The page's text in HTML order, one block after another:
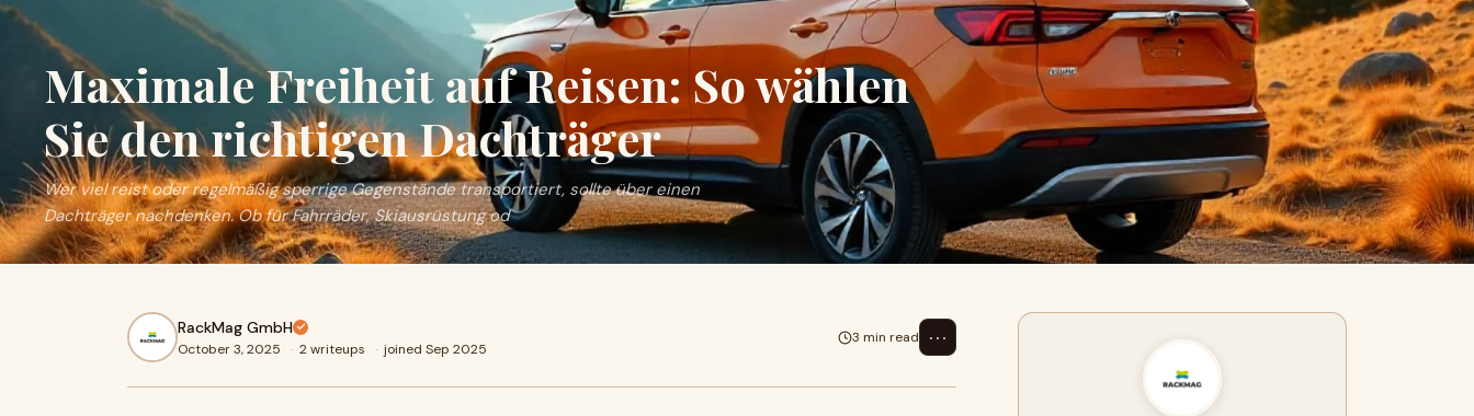
Maximale Freiheit auf Reisen: So wählen
Sie den richtigen Dachträger
Wer viel reist oder regelmäßig sperrige Gegenstände transportiert, sollte über einen
Dachträger nachdenken. Ob für Fahrräder, Skiausrüstung od
RackMag GmbH
October 3, 2025 · 2 writeups · joined Sep 2025
3 min read ⋯